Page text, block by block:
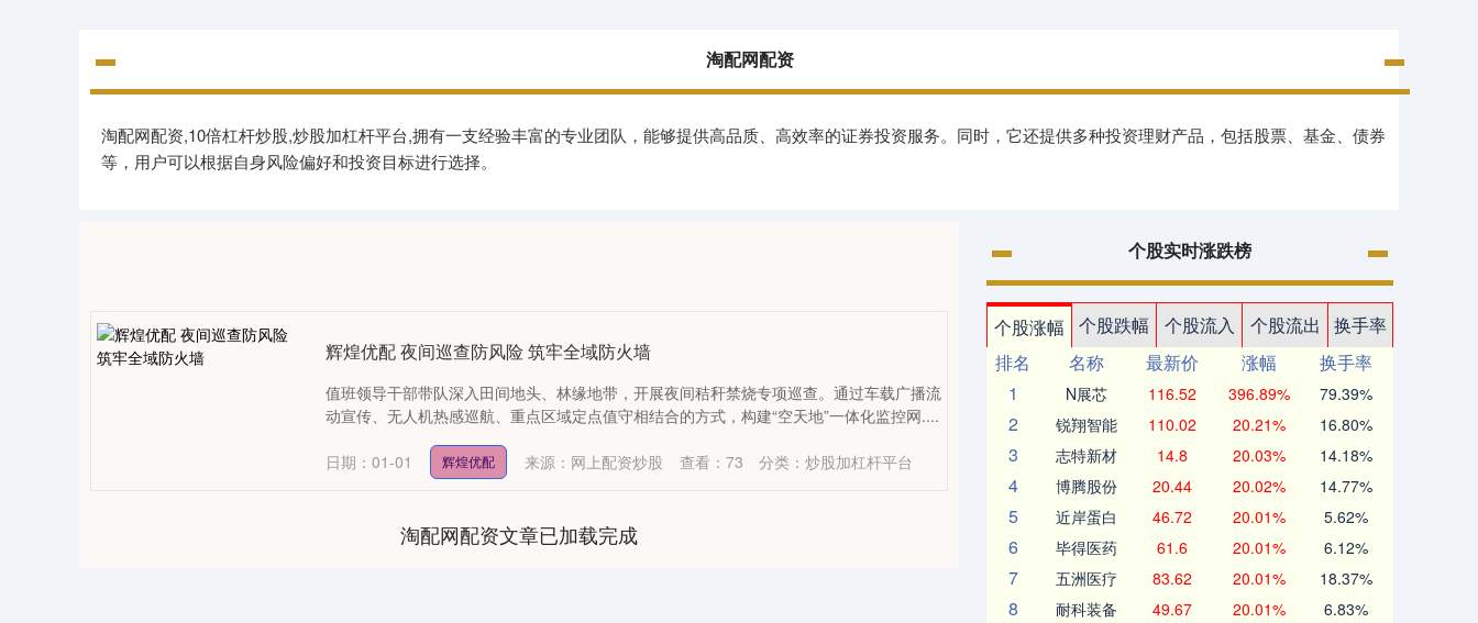
淘配网配资
淘配网配资,10倍杠杆炒股,炒股加杠杆平台,拥有一支经验丰富的专业团队，能够提供高品质、高效率的证券投资服务。同时，它还提供多种投资理财产品，包括股票、基金、债券
等，用户可以根据自身风险偏好和投资目标进行选择。
辉煌优配 夜间巡查防风险 筑牢全域防火墙
值班领导干部带队深入田间地头、林缘地带，开展夜间秸秆禁烧专项巡查。通过车载广播流
动宣传、无人机热感巡航、重点区域定点值守相结合的方式，构建“空天地”一体化监控网....
日期：01-01 辉煌优配 来源：网上配资炒股 查看：73 分类：炒股加杠杆平台
淘配网配资文章已加载完成
个股实时涨跌榜
个股涨幅 个股跌幅 个股流入 个股流出
换手率
排名
名称 最新价 涨幅
换手率
1
N展芯 116.52 396.89% 79.39%
2 锐翔智能 110.02 20.21% 16.80%
3 志特新材 14.8 20.03% 14.18%
4 博腾股份 20.44 20.02% 14.77%
5 近岸蛋白 46.72 20.01% 5.62%
6 毕得医药 61.6 20.01% 6.12%
7 五洲医疗 83.62 20.01% 18.37%
8 耐科装备 49.67 20.01% 6.83%